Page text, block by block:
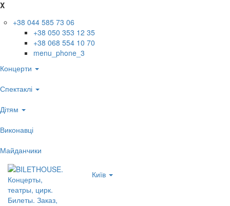
X
+38 044 585 73 06
+38 050 353 12 35
+38 068 554 10 70
menu_phone_3
Концерти
Спектаклі
Дітям
Виконавці
Майданчики
Київ